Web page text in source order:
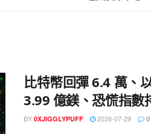
比特幣回彈 6.4 萬、
3.99 億鎂、恐慌指數
BY 0XJIGGLYPUFF 2026-07-29 0